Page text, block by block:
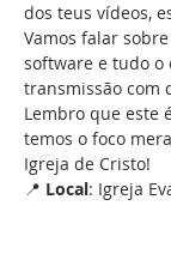
dos teus vídeos,
Vamos falar
software e tudo o
transmissão com
Lembro que este
temos o foco
Igreja de Cristo!
📍 Local: Igreja